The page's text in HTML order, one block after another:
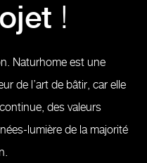
!
Naturhome est une
de l’art de bâtir, car elle
des valeurs
lumière de la majorité